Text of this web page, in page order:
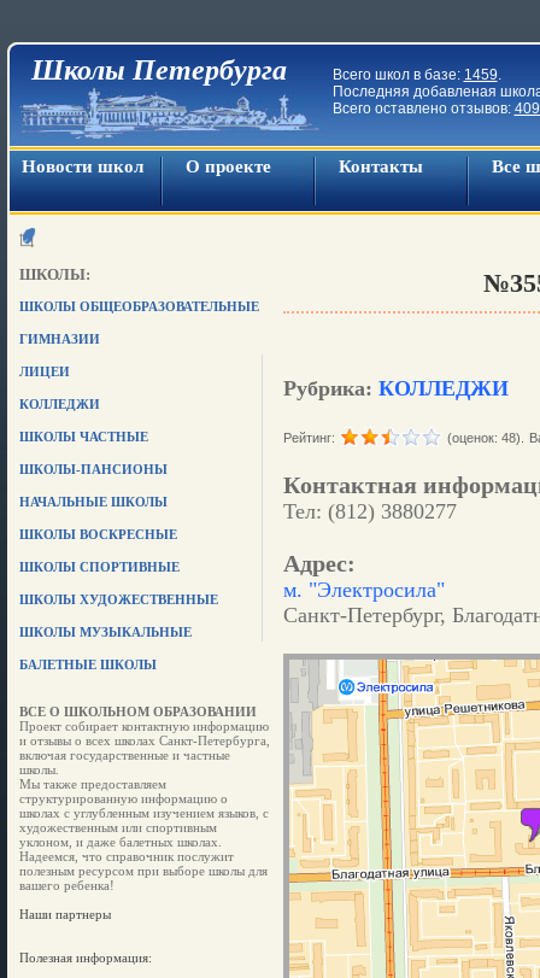
Школы Петербурга Всего школ в базе: 1459.
Последняя добавленая
Всего оставлено отзывов:
Новости школ О проекте Контакты Все
ШКОЛЫ:
ШКОЛЫ ОБЩЕОБРАЗОВАТЕЛЬНЫЕ
ГИМНАЗИИ
ЛИЦЕИ
КОЛЛЕДЖИ
ШКОЛЫ ЧАСТНЫЕ
ШКОЛЫ-ПАНСИОНЫ
НАЧАЛЬНЫЕ ШКОЛЫ
ШКОЛЫ ВОСКРЕСНЫЕ
ШКОЛЫ СПОРТИВНЫЕ
ШКОЛЫ ХУДОЖЕСТВЕННЫЕ
ШКОЛЫ МУЗЫКАЛЬНЫЕ
БАЛЕТНЫЕ ШКОЛЫ
ВСЕ О ШКОЛЬНОМ ОБРАЗОВАНИИ
Проект собирает контактную информацию
и отзывы о всех школах Санкт-Петербурга,
включая государственные и частные
школы.
Мы также предоставляем
структурированную информацию о
школах с углубленным изучением языков, с
художественным или спортивным
уклоном, и даже балетных школах.
Надеемся, что справочник послужит
полезным ресурсом при выборе школы для
вашего ребенка!
Наши партнеры
Полезная информация:
Рубрика: КОЛЛЕДЖИ
Рейтинг: (оценок: 48).
Контактная
Тел: (812) 3880277
Адрес:
м. "Электросила"
Санкт-Петербург,